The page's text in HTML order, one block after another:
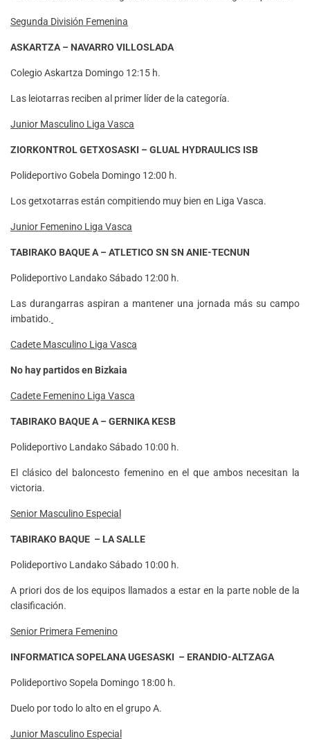
Segunda División Femenina
ASKARTZA – NAVARRO VILLOSLADA
Colegio Askartza Domingo 12:15 h.
Las leiotarras reciben al primer líder de la categoría.
Junior Masculino Liga Vasca
ZIORKONTROL GETXOSASKI – GLUAL HYDRAULICS ISB
Polideportivo Gobela Domingo 12:00 h.
Los getxotarras están compitiendo muy bien en Liga Vasca.
Junior Femenino Liga Vasca
TABIRAKO BAQUE A – ATLETICO SN SN ANIE-TECNUN
Polideportivo Landako Sábado 12:00 h.
Las durangarras aspiran a mantener una jornada más su campo
imbatido.
Cadete Masculino Liga Vasca
No hay partidos en Bizkaia
Cadete Femenino Liga Vasca
TABIRAKO BAQUE A – GERNIKA KESB
Polideportivo Landako Sábado 10:00 h.
El clásico del baloncesto femenino en el que ambos necesitan la
victoria.
Senior Masculino Especial
TABIRAKO BAQUE – LA SALLE
Polideportivo Landako Sábado 10:00 h.
A priori dos de los equipos llamados a estar en la parte noble de la
clasificación.
Senior Primera Femenino
INFORMATICA SOPELANA UGESASKI – ERANDIO-ALTZAGA
Polideportivo Sopela Domingo 18:00 h.
Duelo por todo lo alto en el grupo A.
Junior Masculino Especial